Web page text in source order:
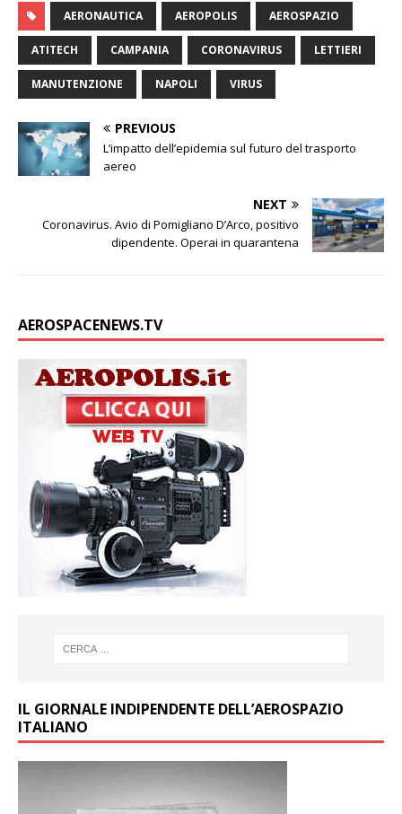
k
e
d
I
n
a
t
s
A
p
p
i
t
e
r
c
e
b
o
o
k
p
y
L
i
k
i
l
i
n
s
s
a
g
d
i
v
i
d
AERONAUTICA AEROPOLIS AEROSPAZIO
ATITECH CAMPANIA CORONAVIRUS LETTIERI
MANUTENZIONE NAPOLI VIRUS
PREVIOUS
L’impatto dell’epidemia sul futuro del trasporto
aereo
NEXT
Coronavirus. Avio di Pomigliano D’Arco, positivo
dipendente. Operai in quarantena
AEROSPACENEWS.TV
IL GIORNALE INDIPENDENTE DELL’AEROSPAZIO
ITALIANO